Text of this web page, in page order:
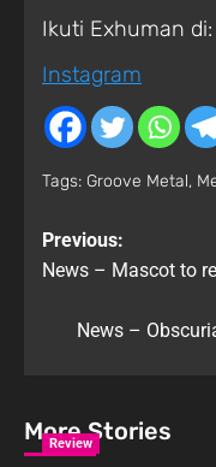
Ikuti Exhuman di:
Instagram
Tags: Groove Metal,
Previous:
News – Mascot to
News –
More Stories
Review